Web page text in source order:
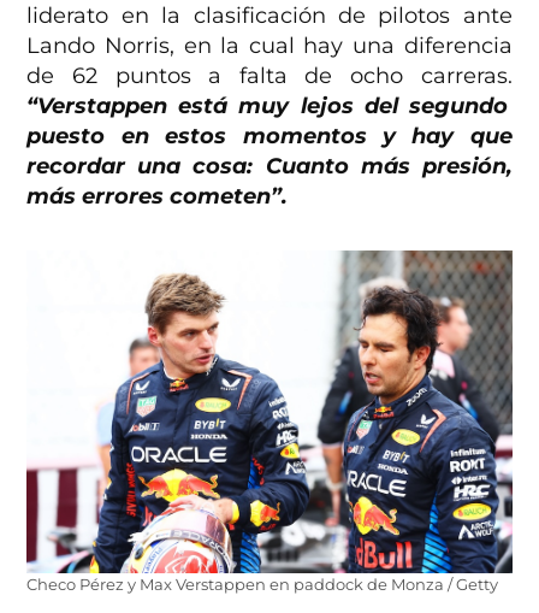
liderato en la clasificación de pilotos ante
Lando Norris, en la cual hay una diferencia
de 62 puntos a falta de ocho carreras.
“Verstappen está muy lejos del segundo
puesto en estos momentos y hay que
recordar una cosa: Cuanto más presión,
más errores cometen”.
Checo Pérez y Max Verstappen en paddock de Monza / Getty